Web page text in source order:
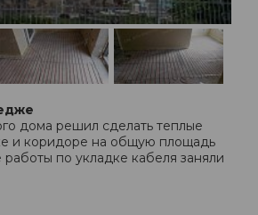
дома решил сделать теплые
и коридоре на общую площадь
по укладке кабеля заняли